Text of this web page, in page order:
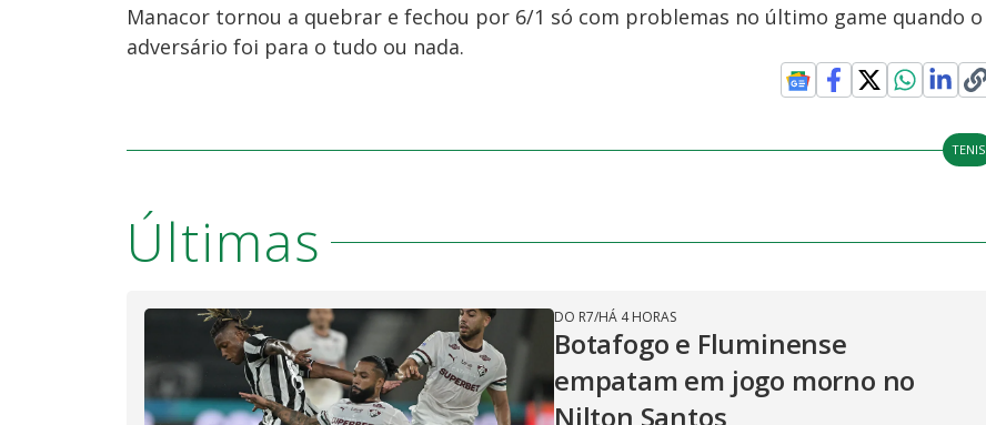
Manacor tornou a quebrar e fechou por 6/1 só com problemas no último game quando o
adversário foi para o tudo ou nada.
TENIS
Últimas
DO R7/HÁ 4 HORAS
Botafogo e Fluminense
empatam em jogo morno no
Nilton Santos